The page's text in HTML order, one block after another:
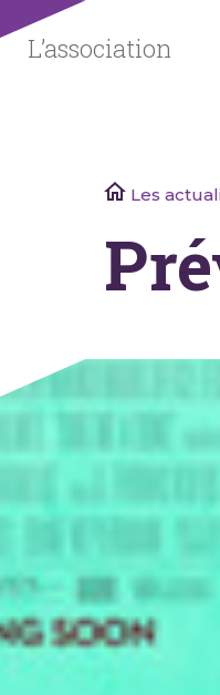
Association
du Centre
L’association
Les